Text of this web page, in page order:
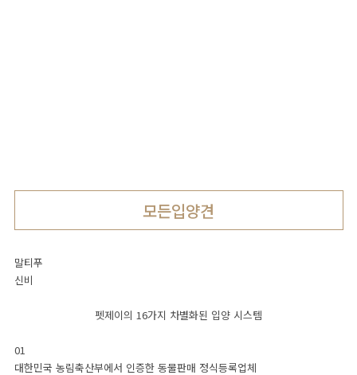
모든입양견
말티푸
신비
펫제이의 16가지 차별화된 입양 시스템
01
대한민국 농림축산부에서 인증한 동물판매 정식등록업체